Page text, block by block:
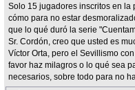
Solo 15 jugadores inscritos en
cómo para no estar
que lo qué duró la serie
Sr. Cordón, creo que usted es
Víctor Orta, pero el Sevillismo
favor haz milagros o lo qué sea
necesarios, sobre todo para no